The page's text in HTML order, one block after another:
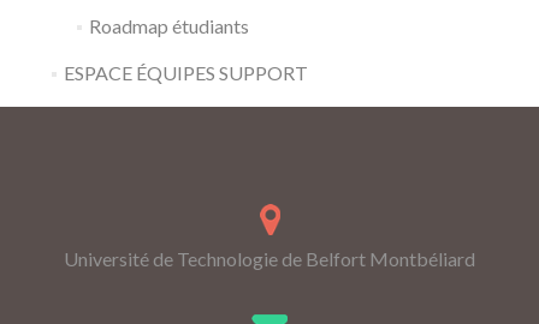
Roadmap étudiants
ESPACE ÉQUIPES SUPPORT
Université de Technologie de Belfort Montbéliard